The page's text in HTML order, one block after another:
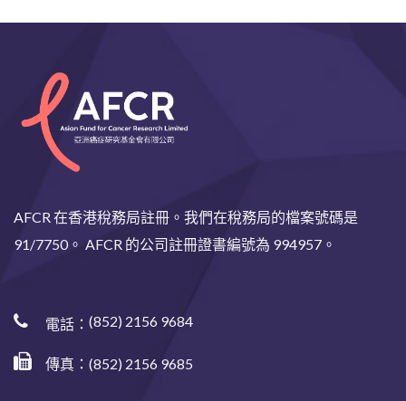
AFCR 在香港稅務局註冊。我們在稅務局的檔案號碼是
91/7750。 AFCR 的公司註冊證書編號為 994957。
電話： (852) 2156 9684
傳真：(852) 2156 9685